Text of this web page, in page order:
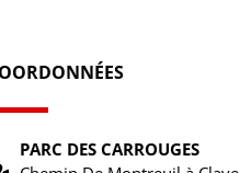
PARC DES CARROUGES